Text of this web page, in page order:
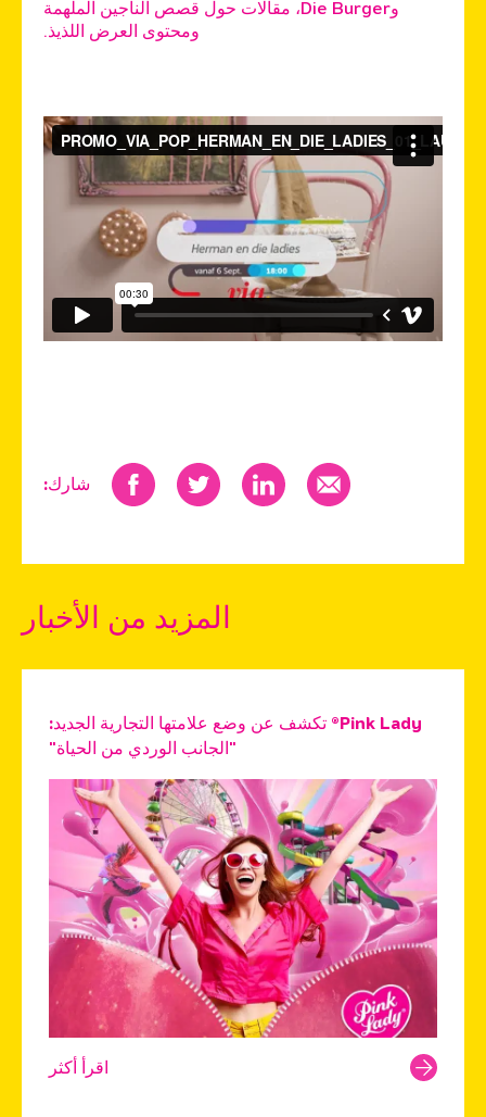
وDie Burger، مقالات حول قصص الناجين الملهمة
ومحتوى العرض اللذيذ.
شارك:
المزيد من الأخبار
Pink Lady® تكشف عن وضع علامتها التجارية الجديد:
"الجانب الوردي من الحياة"
اقرأ أكثر